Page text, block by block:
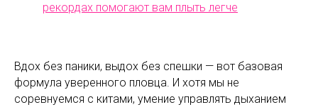
рекордах помогают вам плыть легче
Вдох без паники, выдох без спешки — вот базовая
формула уверенного пловца. И хотя мы не
соревнуемся с китами, умение управлять дыханием